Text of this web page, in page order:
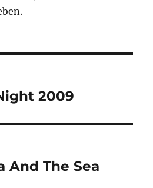
2009
And The Sea